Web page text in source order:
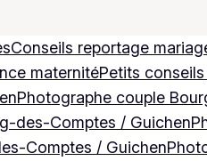
Conseils reportage
maternitéPetits
Photographe couple
des-Comptes / Guichen
Comptes / Guichen